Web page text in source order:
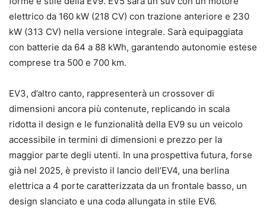
elettrico da 160 kW (218 CV) con trazione anteriore e 230
kW (313 CV) nella versione integrale. Sarà equipaggiata
con batterie da 64 a 88 kWh, garantendo autonomie estese
comprese tra 500 e 700 km.
EV3, d’altro canto, rappresenterà un crossover di
dimensioni ancora più contenute, replicando in scala
ridotta il design e le funzionalità della EV9 su un veicolo
accessibile in termini di dimensioni e prezzo per la
maggior parte degli utenti. In una prospettiva futura, forse
già nel 2025, è previsto il lancio dell’EV4, una berlina
elettrica a 4 porte caratterizzata da un frontale basso, un
design slanciato e una coda allungata in stile EV6.